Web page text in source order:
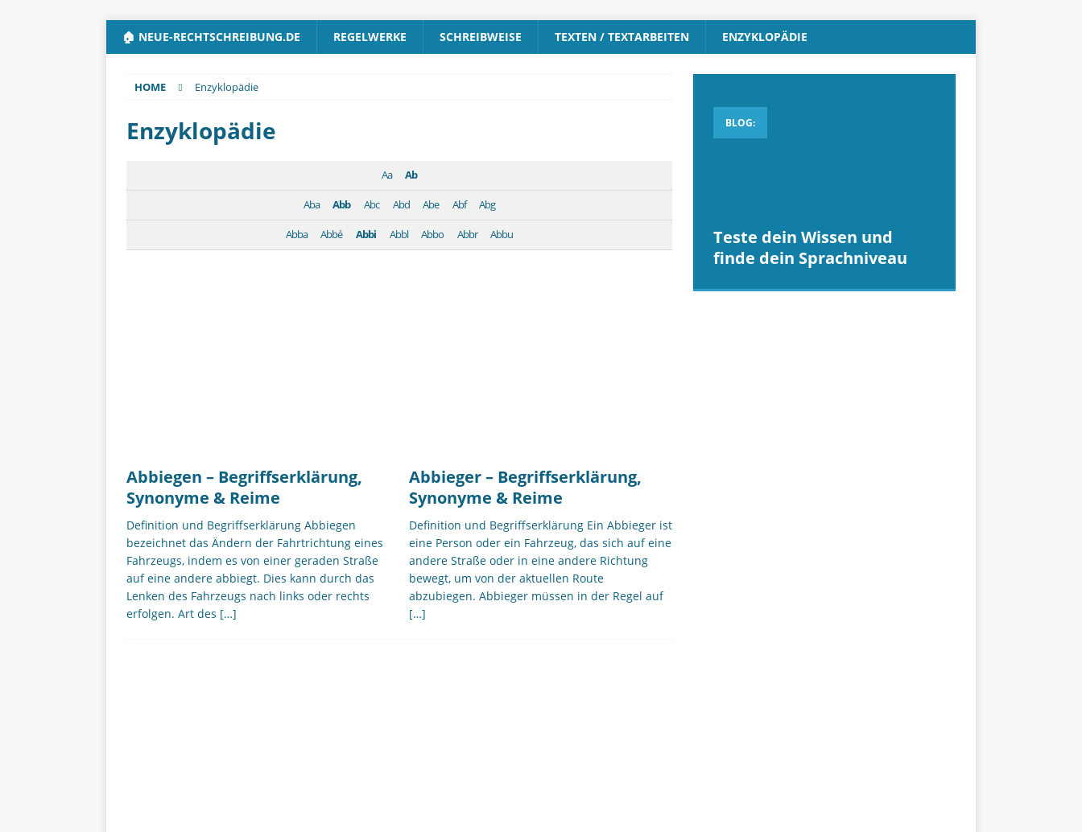
🏠 NEUE-RECHTSCHREIBUNG.DE REGELWERKE SCHREIBWEISE TEXTEN / TEXTARBEITEN ENZYKLOPÄDIE
HOME Enzyklopädie
Enzyklopädie
Aa Ab
Aba Abb Abc Abd Abe Abf Abg
Abba Abbé Abbi Abbl Abbo Abbr Abbu
Abbiegen – Begriffserklärung,
Synonyme & Reime
Definition und Begriffserklärung Abbiegen
bezeichnet das Ändern der Fahrtrichtung eines
Fahrzeugs, indem es von einer geraden Straße
auf eine andere abbiegt. Dies kann durch das
Lenken des Fahrzeugs nach links oder rechts
erfolgen. Art des […]
Abbieger – Begriffserklärung,
Synonyme & Reime
Definition und Begriffserklärung Ein Abbieger ist
eine Person oder ein Fahrzeug, das sich auf eine
andere Straße oder in eine andere Richtung
bewegt, um von der aktuellen Route
abzubiegen. Abbieger müssen in der Regel auf
[…]
BLOG:
Teste dein Wissen und
finde dein Sprachniveau